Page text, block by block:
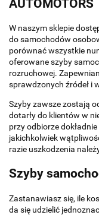
AUTOMOTORS
W naszym sklepie
do samochodów
porównać wszystkie
oferowane szyby
rozruchowej.
sprawdzonych źródeł i
Szyby zawsze zostają
dotarły do klientów w
przy odbiorze
jakichkolwiek
razie uszkodzenia
Szyby
Zastanawiasz się, ile
da się udzielić